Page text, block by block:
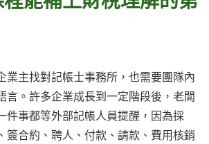
業主找對記帳士事務所，也需要團隊內
言。許多企業成長到一定階段後，老闆
件事都等外部記帳人員提醒，因為採
簽合約、聘人、付款、請款、費用核銷